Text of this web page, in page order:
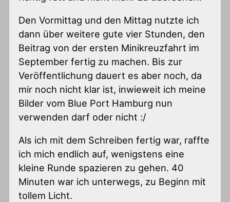
Den Vormittag und den Mittag nutzte ich
dann über weitere gute vier Stunden, den
Beitrag von der ersten Minikreuzfahrt im
September fertig zu machen. Bis zur
Veröffentlichung dauert es aber noch, da
mir noch nicht klar ist, inwieweit ich meine
Bilder vom Blue Port Hamburg nun
verwenden darf oder nicht :/
Als ich mit dem Schreiben fertig war, raffte
ich mich endlich auf, wenigstens eine
kleine Runde spazieren zu gehen. 40
Minuten war ich unterwegs, zu Beginn mit
tollem Licht.